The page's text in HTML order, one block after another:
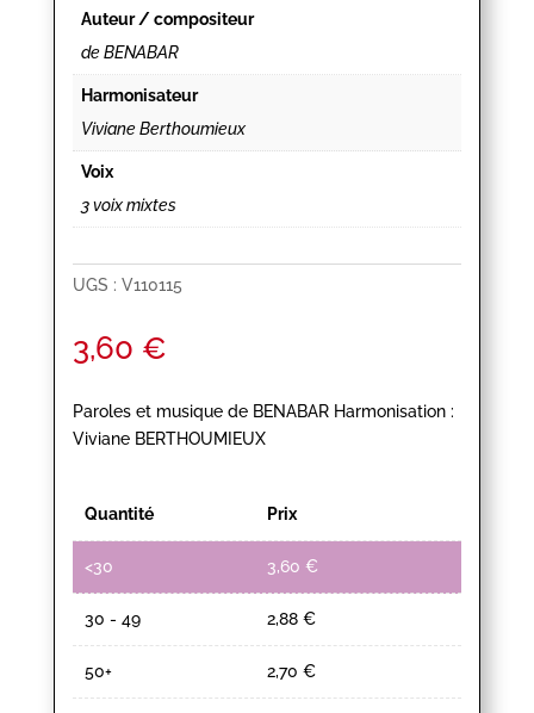
Auteur / compositeur
de BENABAR
Harmonisateur
Viviane Berthoumieux
Voix
3 voix mixtes
UGS : V110115
3,60 €
Paroles et musique de BENABAR Harmonisation :
Viviane BERTHOUMIEUX
Quantité Prix
<30 3,60 €
30 - 49 2,88 €
50+ 2,70 €